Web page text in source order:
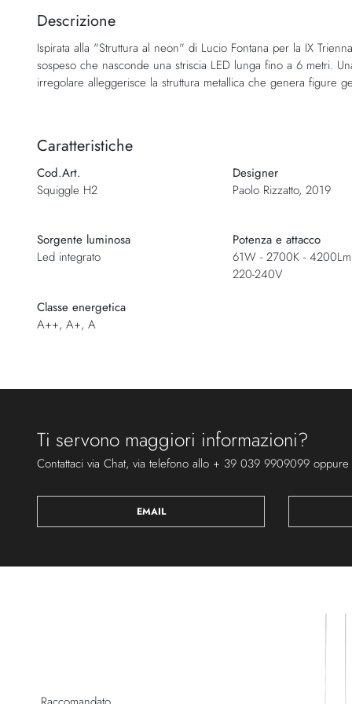
della
di
immagini
Descrizione
Ispirata alla "Struttura al neon" di Lucio Fontana per la IX
sospeso che nasconde una striscia LED lunga fino a 6 metri.
irregolare alleggerisce la struttura metallica che genera figure
Caratteristiche
Cod.Art.
Squiggle H2
Designer
Paolo Rizzatto, 2019
Sorgente luminosa
Led integrato
Potenza e attacco
61W - 2700K -
220-240V
Classe energetica
A++, A+, A
Ti servono maggiori informazioni?
Contattaci via Chat, via telefono allo + 39 039 9909099
EMAIL